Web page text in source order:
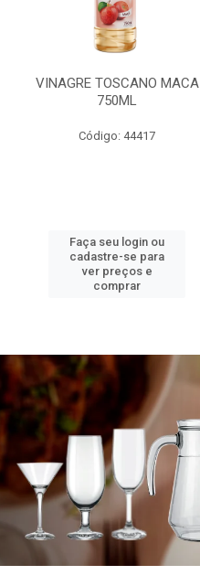
VINAGRE TOSCANO MACA
750ML
Código: 44417
Faça seu login ou
cadastre-se para
ver preços e
comprar